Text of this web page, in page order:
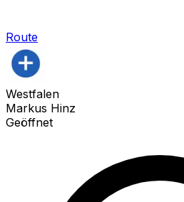
Route
Westfalen
Markus Hinz
Geöffnet